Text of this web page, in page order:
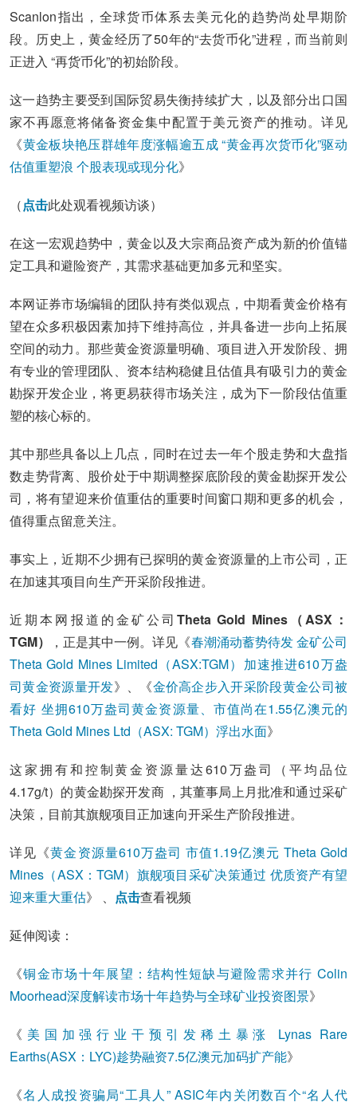
Scanlon指出，全球货币体系去美元化的趋势尚处早期阶
段。历史上，黄金经历了50年的“去货币化”进程，而当前则
正进入 “再货币化”的初始阶段。
这一趋势主要受到国际贸易失衡持续扩大，以及部分出口国
家不再愿意将储备资金集中配置于美元资产的推动。详见
《黄金板块艳压群雄年度涨幅逾五成 “黄金再次货币化”驱动
估值重塑浪 个股表现或现分化》
（点击此处观看视频访谈）
在这一宏观趋势中，黄金以及大宗商品资产成为新的价值锚
定工具和避险资产，其需求基础更加多元和坚实。
本网证券市场编辑的团队持有类似观点，中期看黄金价格有
望在众多积极因素加持下维持高位，并具备进一步向上拓展
空间的动力。那些黄金资源量明确、项目进入开发阶段、拥
有专业的管理团队、资本结构稳健且估值具有吸引力的黄金
勘探开发企业，将更易获得市场关注，成为下一阶段估值重
塑的核心标的。
其中那些具备以上几点，同时在过去一年个股走势和大盘指
数走势背离、股价处于中期调整探底阶段的黄金勘探开发公
司，将有望迎来价值重估的重要时间窗口期和更多的机会，
值得重点留意关注。
事实上，近期不少拥有已探明的黄金资源量的上市公司，正
在加速其项目向生产开采阶段推进。
近期本网报道的金矿公司Theta Gold Mines（ASX：
TGM）
，正是其中一例。详见《春潮涌动蓄势待发 金矿公司
Theta Gold Mines Limited（ASX:TGM）加速推进610万盎
司黄金资源量开发》、《金价高企步入开采阶段黄金公司被
看好 坐拥610万盎司黄金资源量、市值尚在1.55亿澳元的
Theta Gold Mines Ltd（ASX: TGM）浮出水面》
这家拥有和控制黄金资源量达610万盎司（平均品位
4.17g/t）的黄金勘探开发商 ，其董事局上月批准和通过采矿
决策，目前其旗舰项目正加速向开采生产阶段推进。
详见《黄金资源量610万盎司 市值1.19亿澳元 Theta Gold
Mines（ASX：TGM）旗舰项目采矿决策通过 优质资产有望
迎来重大重估》 、 点击查看视频
延伸阅读：
《铜金市场十年展望：结构性短缺与避险需求并行 Colin
Moorhead深度解读市场十年趋势与全球矿业投资图景》
《 美国加强行业干预引发稀土暴涨 Lynas Rare
Earths(ASX：LYC)趁势融资7.5亿澳元加码扩产能》
《名人成投资骗局“工具人” ASIC年内关闭数百个“名人代